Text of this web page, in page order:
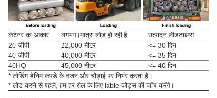
कंटेनर का आकार लगभग।मात्रा लोड हो रही है
उत्पादन लीडटाइम्स
20 जीपी
22,000 मीटर
<= 30 दिन
40 जीपी
40,000 मीटर
<= 35 दिन
40HQ
45,000 मीटर
<= 40 दिन
* लोडिंग डेनिम कपड़े के वजन और चौड़ाई पर निर्भर करता है।
* लोड करने से पहले, हम हर रोल के लिए lable कोड्स की जाँच करेंगे।